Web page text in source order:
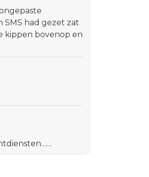
SMS had gezet zat
kippen bovenop en